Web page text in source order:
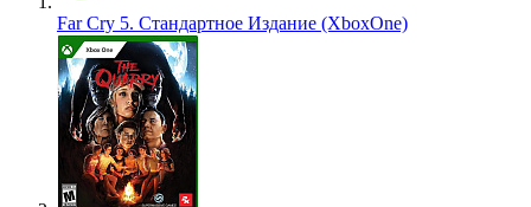
Far Cry 5. Стандартное Издание (XboxOne)